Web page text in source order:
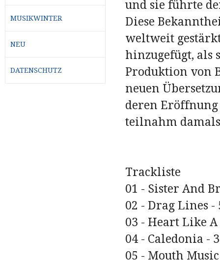
und sie führte
Diese
weltweit
hinzugefügt,
Produktion von
neuen
deren
teilnahm
Trackliste
01 - Sister And
02 - Drag Lines -
03 - Heart Like
04 - Caledonia -
05 - Mouth
MUSIKWINTER
NEU
DATENSCHUTZ